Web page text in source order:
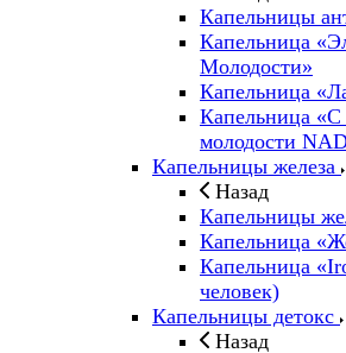
Капельницы
Капельница
Молодости»
Капельница
Капельница «С
молодости
Капельницы железа
Назад
Капельницы
Капельница
Капельница
человек)
Капельницы детокс
Назад